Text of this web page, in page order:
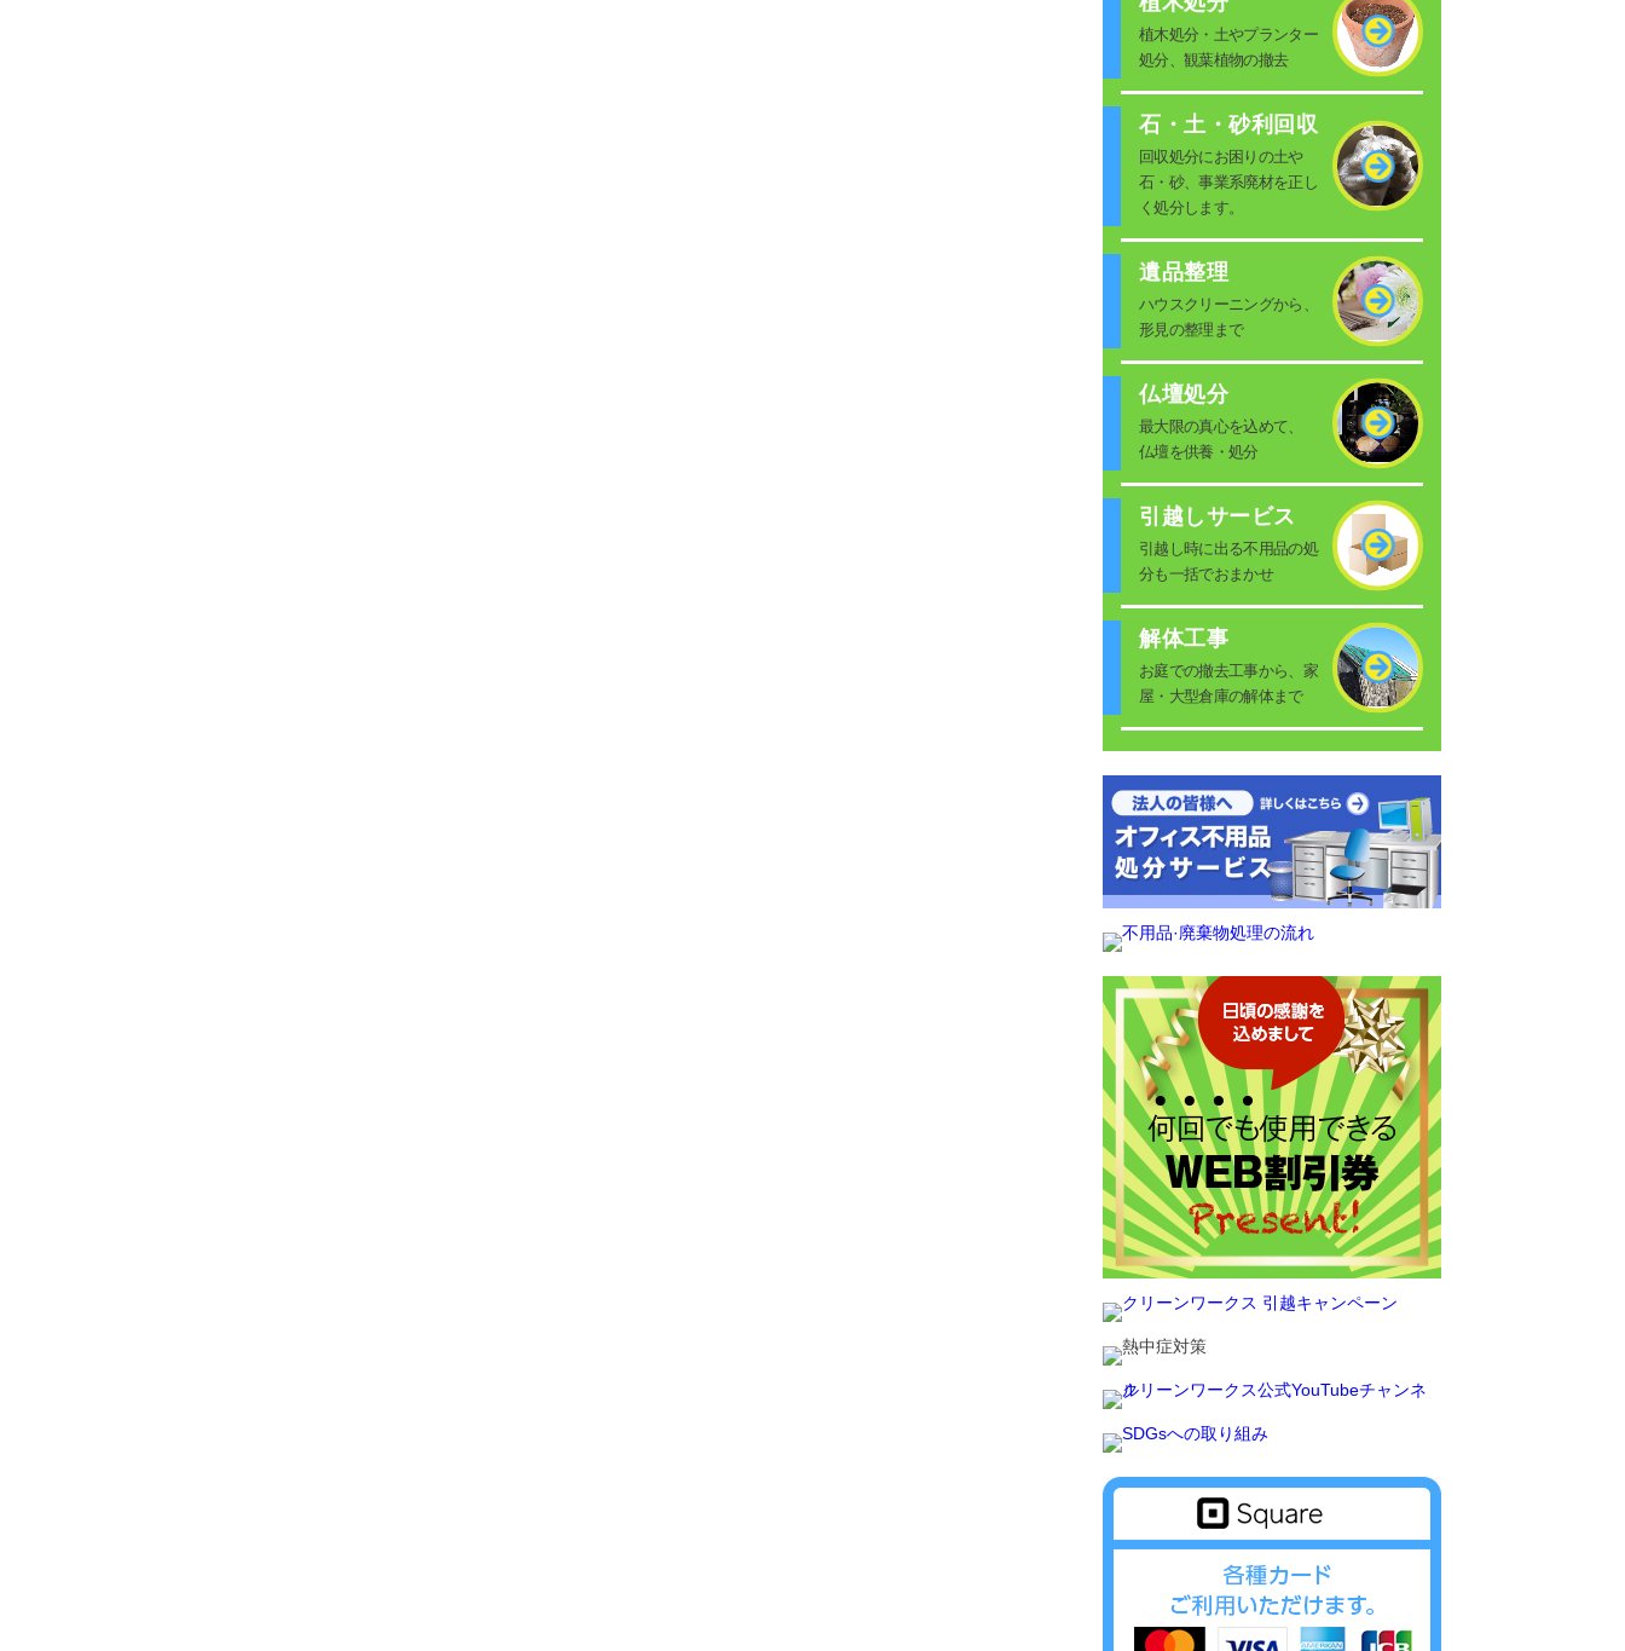
植木処分・土やプランター
処分、観葉植物の撤去
石・土・砂利回収
回収処分にお困りの土や
石・砂、事業系廃材を正し
く処分します。
遺品整理
ハウスクリーニングから、
形見の整理まで
仏壇処分
最大限の真心を込めて、
仏壇を供養・処分
引越しサービス
引越し時に出る不用品の処
分も一括でおまかせ
解体工事
お庭での撤去工事から、家
屋・大型倉庫の解体まで